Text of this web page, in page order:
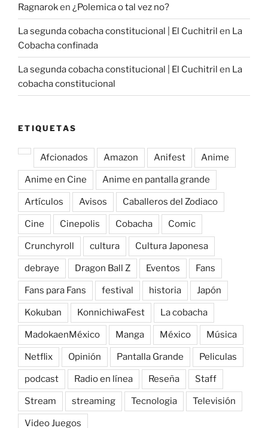
Ragnaroken ¿Polemica o tal vez no?
La segunda cobacha constitucional | El Cuchitril en La
Cobacha confinada
La segunda cobacha constitucional | El Cuchitril en La
cobacha constitucional
ETIQUETAS
Afcionados Amazon Anifest Anime
Anime en Cine Anime en pantalla grande
Artículos Avisos Caballeros del Zodiaco
Cine Cinepolis Cobacha Comic
Crunchyroll cultura Cultura Japonesa
debraye Dragon Ball Z Eventos Fans
Fans para Fans festival historia Japón
Kokuban KonnichiwaFest La cobacha
MadokaenMéxico Manga México Música
Netflix Opinión Pantalla Grande Peliculas
podcast Radio en línea Reseña Staff
Stream streaming Tecnologia Televisión
Video Juegos